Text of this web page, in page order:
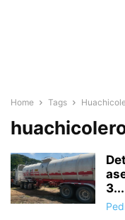
Home Tags
3...